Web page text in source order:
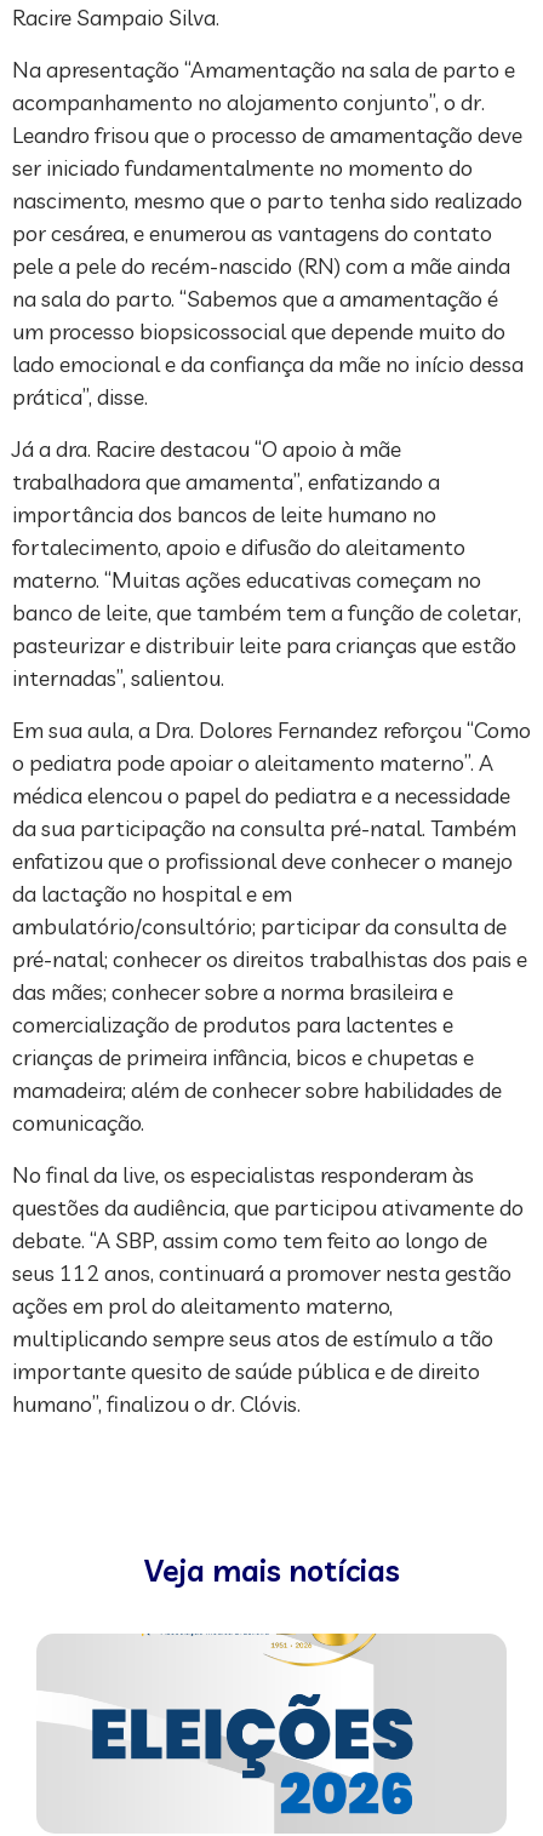
Racire Sampaio Silva.
Na apresentação “Amamentação na sala de parto e
acompanhamento no alojamento conjunto”, o dr.
Leandro frisou que o processo de amamentação deve
ser iniciado fundamentalmente no momento do
nascimento, mesmo que o parto tenha sido realizado
por cesárea, e enumerou as vantagens do contato
pele a pele do recém-nascido (RN) com a mãe ainda
na sala do parto. “Sabemos que a amamentação é
um processo biopsicossocial que depende muito do
lado emocional e da confiança da mãe no início dessa
prática”, disse.
Já a dra. Racire destacou “O apoio à mãe
trabalhadora que amamenta”, enfatizando a
importância dos bancos de leite humano no
fortalecimento, apoio e difusão do aleitamento
materno. “Muitas ações educativas começam no
banco de leite, que também tem a função de coletar,
pasteurizar e distribuir leite para crianças que estão
internadas”, salientou.
Em sua aula, a Dra. Dolores Fernandez reforçou “Como
o pediatra pode apoiar o aleitamento materno”. A
médica elencou o papel do pediatra e a necessidade
da sua participação na consulta pré-natal. Também
enfatizou que o profissional deve conhecer o manejo
da lactação no hospital e em
ambulatório/consultório; participar da consulta de
pré-natal; conhecer os direitos trabalhistas dos pais e
das mães; conhecer sobre a norma brasileira e
comercialização de produtos para lactentes e
crianças de primeira infância, bicos e chupetas e
mamadeira; além de conhecer sobre habilidades de
comunicação.
No final da live, os especialistas responderam às
questões da audiência, que participou ativamente do
debate. “A SBP, assim como tem feito ao longo de
seus 112 anos, continuará a promover nesta gestão
ações em prol do aleitamento materno,
multiplicando sempre seus atos de estímulo a tão
importante quesito de saúde pública e de direito
humano”, finalizou o dr. Clóvis.
Veja mais notícias